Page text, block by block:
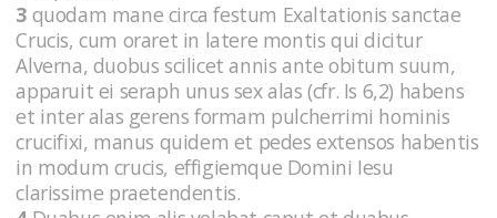
3 quodam mane circa festum Exaltationis sanctae
Crucis, cum oraret in latere montis qui dicitur
Alverna, duobus scilicet annis ante obitum suum,
apparuit ei seraph unus sex alas (cfr. Is 6,2) habens
et inter alas gerens formam pulcherrimi hominis
crucifixi, manus quidem et pedes extensos habentis
in modum crucis, effigiemque Domini Iesu
clarissime praetendentis.